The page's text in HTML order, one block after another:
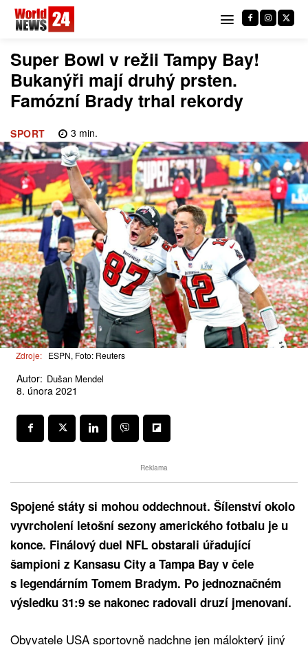
Super Bowl v režii Tampy Bay!
Bukanýři mají druhý prsten.
Famózní Brady trhal rekordy
SPORT 3 min.
Zdroje: ESPN, Foto: Reuters
Autor: Dušan Mendel
8. února 2021
Reklama
Spojené státy si mohou oddechnout. Šílenství okolo
vyvrcholení letošní sezony amerického fotbalu je u
konce. Finálový duel NFL obstarali úřadující
šampioni z Kansasu City a Tampa Bay v čele
s legendárním Tomem Bradym. Po jednoznačném
výsledku 31:9 se nakonec radovali druzí jmenovaní.
Obyvatele USA sportovně nadchne jen málokterý jiný